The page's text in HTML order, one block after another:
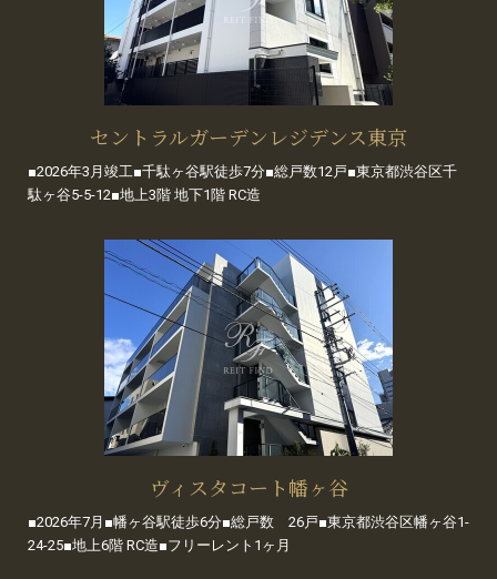
セントラルガーデンレジデンス東京
■2026年3月竣工■千駄ヶ谷駅徒歩7分■総戸数12戸■東京都渋谷区千
駄ヶ谷5-5-12■地上3階 地下1階 RC造
ヴィスタコート幡ヶ谷
■2026年7月■幡ヶ谷駅徒歩6分■総戸数 26戸■東京都渋谷区幡ヶ谷1-
24-25■地上6階 RC造■フリーレント1ヶ月